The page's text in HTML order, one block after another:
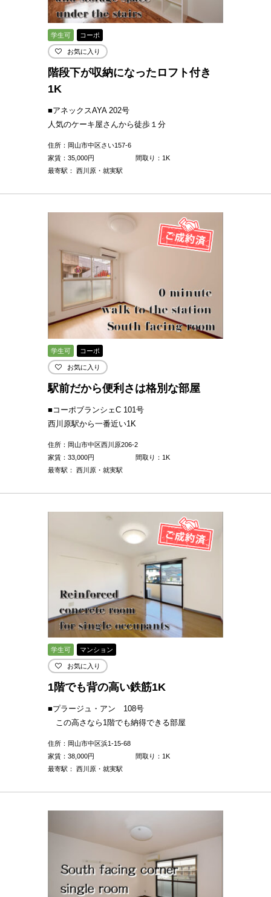
学生可 コーポ
お気に入り
階段下が収納になったロフト付き
1K
■アネックスAYA 202号
人気のケーキ屋さんから徒歩１分
住所：岡山市中区さい157-6
家賃： 35,000円
間取り：1K
最寄駅： 西川原・就実駅
学生可 コーポ
お気に入り
駅前だから便利さは格別な部屋
■コーポブランシェC 101号
西川原駅から一番近い1K
住所：岡山市中区西川原206-2
家賃： 33,000円
間取り：1K
最寄駅： 西川原・就実駅
学生可 マンション
お気に入り
1階でも背の高い鉄筋1K
■プラージュ・アン 108号
この高さなら1階でも納得できる部屋
住所：岡山市中区浜1-15-68
家賃： 38,000円
間取り：1K
最寄駅： 西川原・就実駅